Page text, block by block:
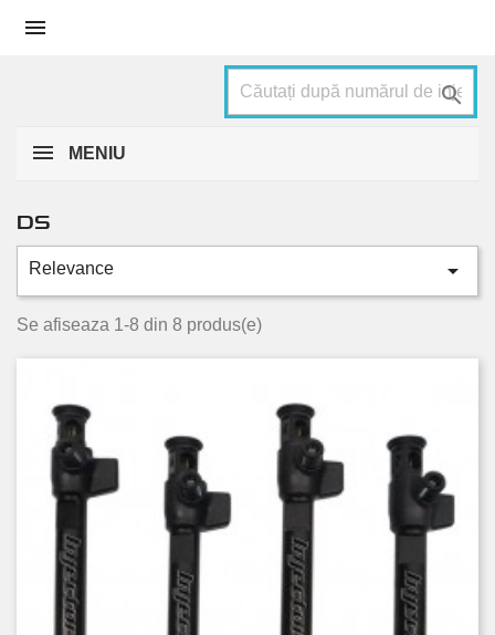


MENIU
Ds4
4
Nou Folosit 4
DS
Relevance 
Se afiseaza 1-8 din 8 produs(e)